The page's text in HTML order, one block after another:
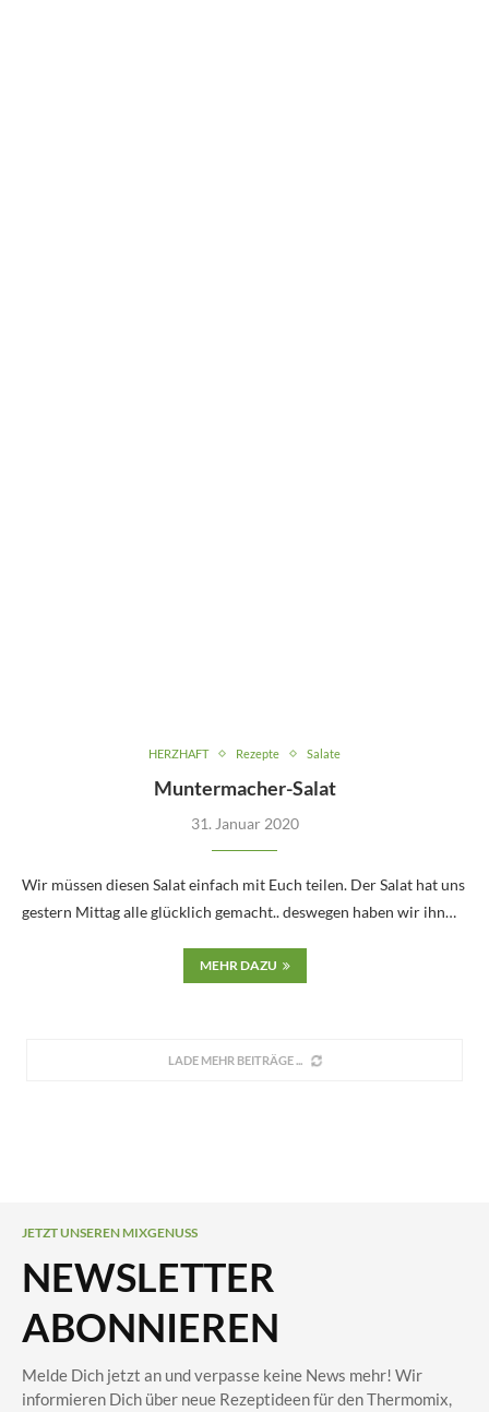
HERZHAFT Rezepte Salate
Muntermacher-Salat
31. Januar 2020
Wir müssen diesen Salat einfach mit Euch teilen. Der Salat hat uns
gestern Mittag alle glücklich gemacht.. deswegen haben wir ihn…
MEHR DAZU
LADE MEHR BEITRÄGE
JETZT UNSEREN MIXGENUSS
NEWSLETTER
ABONNIEREN
Melde Dich jetzt an und verpasse keine News mehr! Wir
informieren Dich über neue Rezeptideen für den Thermomix,